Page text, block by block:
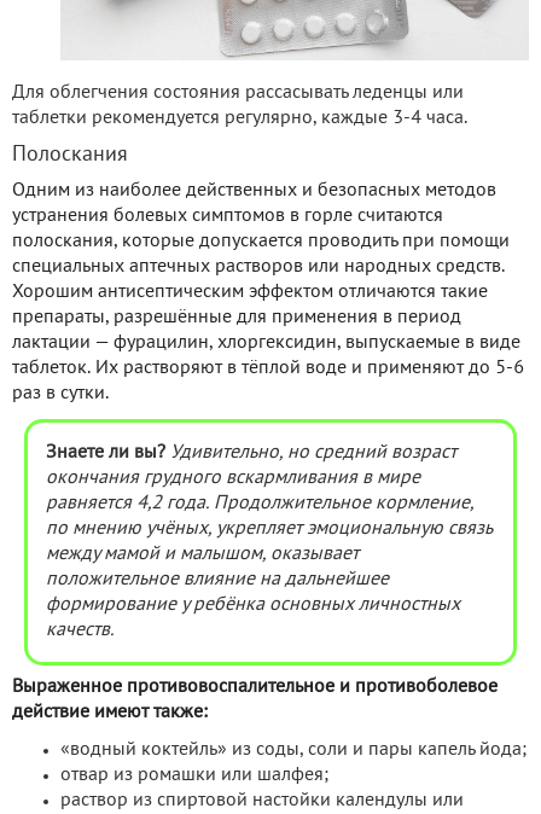
Для облегчения состояния рассасывать леденцы или
таблетки рекомендуется регулярно, каждые 3-4 часа.
Полоскания
Одним из наиболее действенных и безопасных методов
устранения болевых симптомов в горле считаются
полоскания, которые допускается проводить при помощи
специальных аптечных растворов или народных средств.
Хорошим антисептическим эффектом отличаются такие
препараты, разрешённые для применения в период
лактации — фурацилин, хлоргексидин, выпускаемые в виде
таблеток. Их растворяют в тёплой воде и применяют до 5-6
раз в сутки.
Знаете ли вы? Удивительно, но средний возраст
окончания грудного вскармливания в мире
равняется 4,2 года. Продолжительное кормление,
по мнению учёных, укрепляет эмоциональную связь
между мамой и малышом, оказывает
положительное влияние на дальнейшее
формирование у ребёнка основных личностных
качеств.
Выраженное противовоспалительное и противоболевое
действие имеют также:
«водный коктейль» из соды, соли и пары капель йода;
отвар из ромашки или шалфея;
раствор из спиртовой настойки календулы или